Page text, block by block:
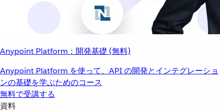
Anypoint Platform：開発基礎 (無料)
Anypoint Platform を使って、API の開発とインテグレーショ
ンの基礎を学ぶためのコース
無料で受講する
資料